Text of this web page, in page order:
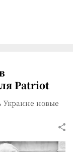
Patriot
Украине новые